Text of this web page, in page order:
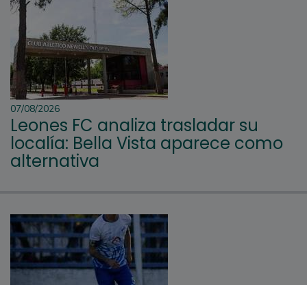
07/08/2026
Leones FC analiza trasladar su
localía: Bella Vista aparece como
alternativa